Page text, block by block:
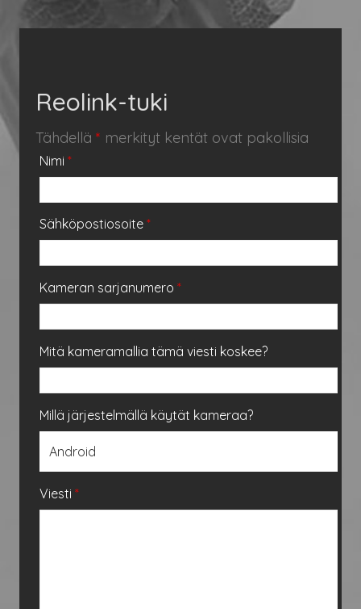
Reolink-tuki
Tähdellä * merkityt kentät ovat pakollisia
Nimi *
Sähköpostiosoite *
Kameran sarjanumero *
Mitä kameramallia tämä viesti koskee?
Millä järjestelmällä käytät kameraa?
Viesti *